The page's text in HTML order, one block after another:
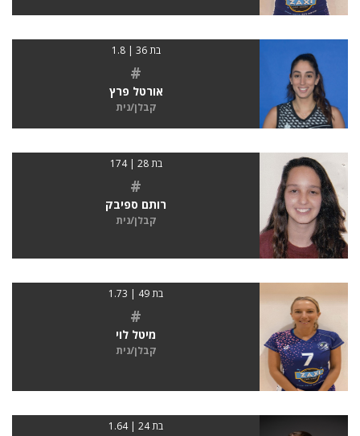
בת 36 | 1.8
#
אורטל פרץ
קבלן/נית
בת 28 | 174
#
רותם ספיבק
קבלן/נית
בת 49 | 1.73
#
מיטל לוי
קבלן/נית
בת 24 | 1.64